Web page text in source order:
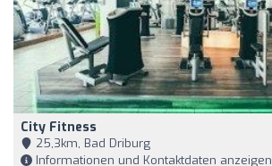
City Fitness
25,3km, Bad Driburg
Informationen und Kontaktdaten anzeigen